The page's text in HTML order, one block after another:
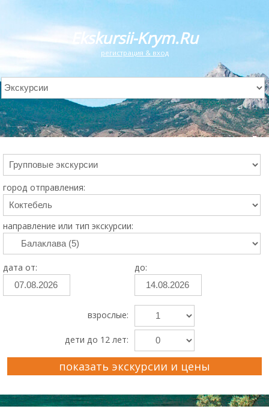
Ekskursii-Krym.Ru
регистрация & вход
город отправления:
направление или тип экскурсии:
дата от: до:
взрослые:
дети до 12 лет:
показать экскурсии и цены